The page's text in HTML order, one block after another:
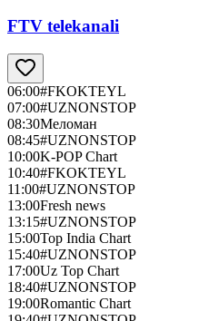
FTV telekanali
06:00#FKOKTEYL
07:00#UZNONSTOP
08:30Меломан
08:45#UZNONSTOP
10:00K-POP Chart
10:40#FKOKTEYL
11:00#UZNONSTOP
13:00Fresh news
13:15#UZNONSTOP
15:00Top India Chart
15:40#UZNONSTOP
17:00Uz Top Chart
18:40#UZNONSTOP
19:00Romantic Chart